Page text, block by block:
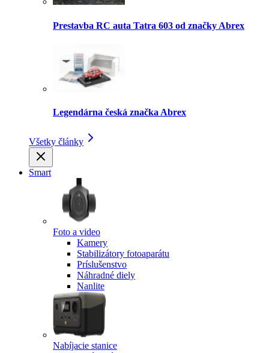
Prestavba RC auta Tatra 603 od značky Abrex
Legendárna česká značka Abrex
Všetky články
Smart
Foto a video
Kamery
Stabilizátory fotoaparátu
Príslušenstvo
Náhradné diely
Nanlite
Nabíjacie stanice